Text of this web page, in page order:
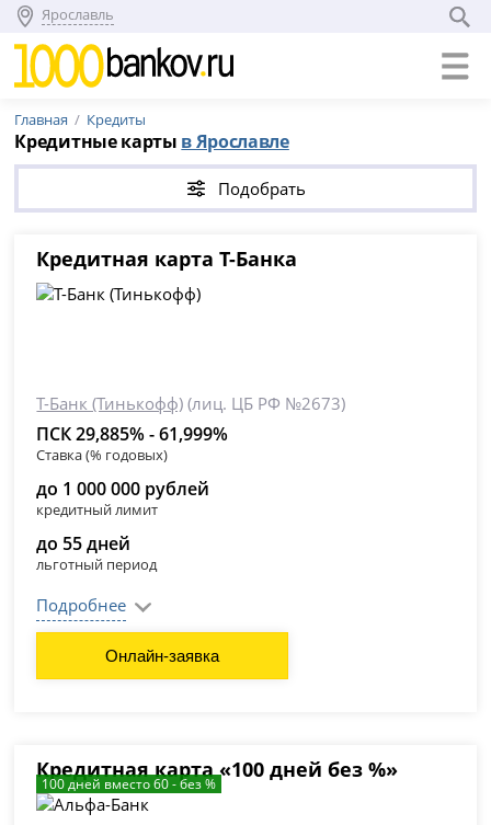
Ярославль
Главная Кредиты
Кредитные карты в Ярославле
Подобрать
Кредитная карта Т-Банка
Т-Банк (Тинькофф) (лиц. ЦБ РФ №2673)
ПСК 29,885% - 61,999%
Ставка (% годовых)
до 1 000 000 рублей
кредитный лимит
до 55 дней
льготный период
Подробнее
Онлайн-заявка
Кредитная карта «100 дней без %»
100 дней вместо 60 - без %